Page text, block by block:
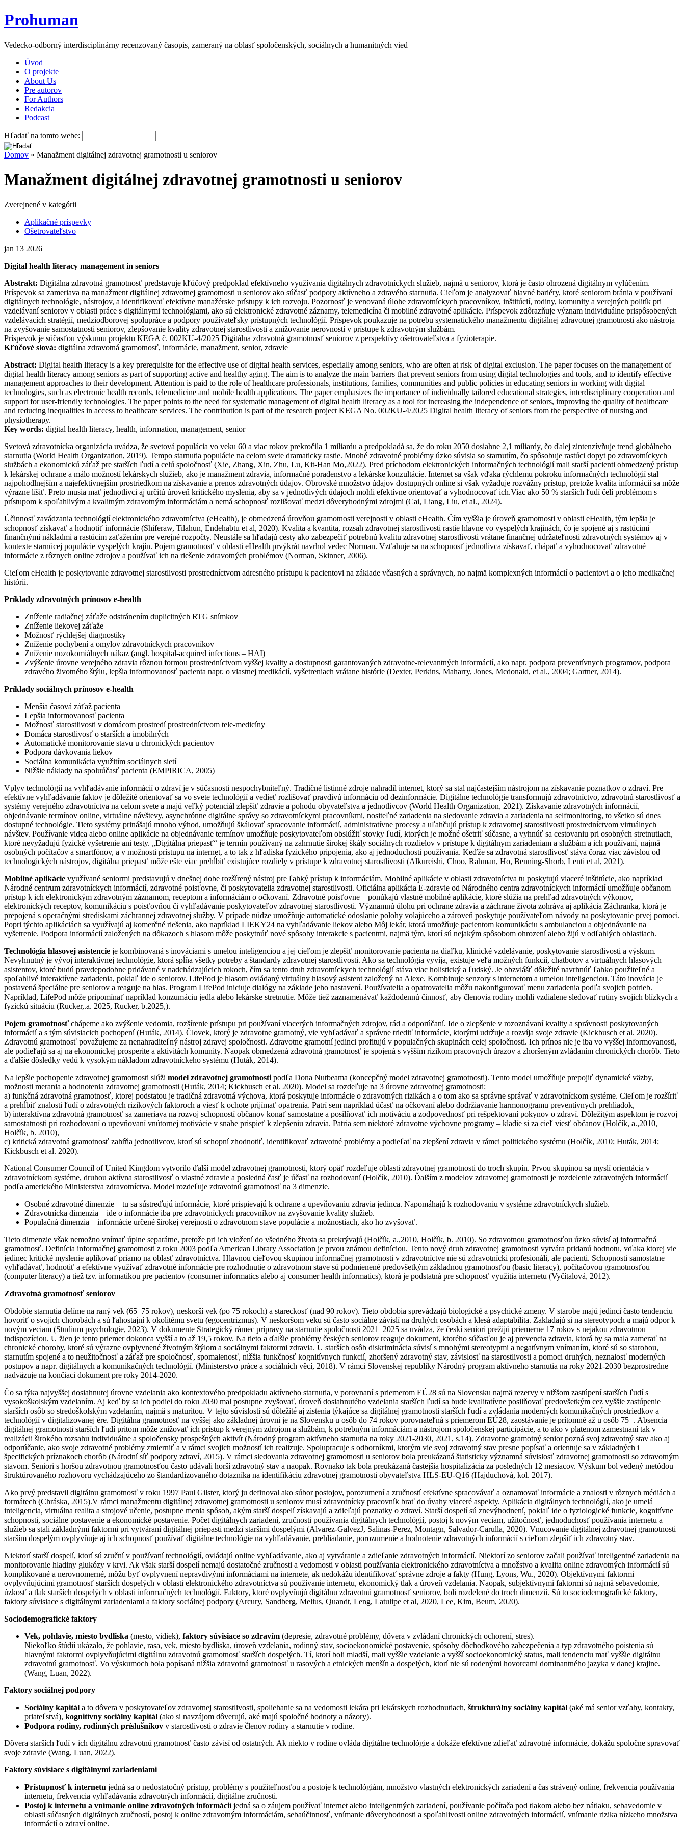
Prohuman
Vedecko-odborný interdisciplinárny recenzovaný časopis, zameraný na oblasť spoločenských, sociálnych a humanitných vied
Úvod
O projekte
About Us
Pre autorov
For Authors
Redakcia
Podcast
Hľadať na tomto webe:
Domov » Manažment digitálnej zdravotnej gramotnosti u seniorov
Manažment digitálnej zdravotnej gramotnosti u seniorov
Zverejnené v kategórii
Aplikačné príspevky
Ošetrovateľstvo
jan 13 2026
Digital health literacy management in seniors
Abstrakt: Digitálna zdravotná gramotnosť predstavuje kľúčový predpoklad efektívneho využívania digitálnych zdravotníckych služieb, najmä u seniorov, ktorá je často ohrozená digitálnym vylúčením.
Príspevok sa zameriava na manažment digitálnej zdravotnej gramotnosti u seniorov ako súčasť podpory aktívneho a zdravého starnutia. Cieľom je analyzovať hlavné bariéry, ktoré seniorom bránia v používaní
digitálnych technológie, nástrojov, a identifikovať efektívne manažérske prístupy k ich rozvoju. Pozornosť je venovaná úlohe zdravotníckych pracovníkov, inštitúcií, rodiny, komunity a verejných politík pri
vzdelávaní seniorov v oblasti práce s digitálnymi technológiami, ako sú elektronické zdravotné záznamy, telemedicína či mobilné zdravotné aplikácie. Príspevok zdôrazňuje význam individuálne prispôsobených
vzdelávacích stratégií, medziodborovej spolupráce a podpory používateľsky prístupných technológií. Príspevok poukazuje na potrebu systematického manažmentu digitálnej zdravotnej gramotnosti ako nástroja
na zvyšovanie samostatnosti seniorov, zlepšovanie kvality zdravotnej starostlivosti a znižovanie nerovností v prístupe k zdravotným službám.
Príspevok je súčasťou výskumu projektu KEGA č. 002KU-4/2025 Digitálna zdravotná gramotnosť seniorov z perspektívy ošetrovateľstva a fyzioterapie.
Kľúčové slová: digitálna zdravotná gramotnosť, informácie, manažment, senior, zdravie
Abstract: Digital health literacy is a key prerequisite for the effective use of digital health services, especially among seniors, who are often at risk of digital exclusion. The paper focuses on the management of
digital health literacy among seniors as part of supporting active and healthy aging. The aim is to analyze the main barriers that prevent seniors from using digital technologies and tools, and to identify effective
management approaches to their development. Attention is paid to the role of healthcare professionals, institutions, families, communities and public policies in educating seniors in working with digital
technologies, such as electronic health records, telemedicine and mobile health applications. The paper emphasizes the importance of individually tailored educational strategies, interdisciplinary cooperation and
support for user-friendly technologies. The paper points to the need for systematic management of digital health literacy as a tool for increasing the independence of seniors, improving the quality of healthcare
and reducing inequalities in access to healthcare services. The contribution is part of the research project KEGA No. 002KU-4/2025 Digital health literacy of seniors from the perspective of nursing and
physiotherapy.
Key words: digital health literacy, health, information, management, senior
Svetová zdravotnícka organizácia uvádza, že svetová populácia vo veku 60 a viac rokov prekročila 1 miliardu a predpokladá sa, že do roku 2050 dosiahne 2,1 miliardy, čo ďalej zintenzívňuje trend globálneho
starnutia (World Health Organization, 2019). Tempo starnutia populácie na celom svete dramaticky rastie. Mnohé zdravotné problémy úzko súvisia so starnutím, čo spôsobuje rastúci dopyt po zdravotníckych
službách a ekonomickú záťaž pre starších ľudí a celú spoločnosť (Xie, Zhang, Xin, Zhu, Lu, Kit-Han Mo,2022). Pred príchodom elektronických informačných technológií mali starší pacienti obmedzený prístup
k lekárskej ochrane a málo možností lekárskych služieb, ako je manažment zdravia, informačné poradenstvo a lekárske konzultácie. Internet sa však vďaka rýchlemu pokroku informačných technológií stal
najpohodlnejším a najefektívnejším prostriedkom na získavanie a prenos zdravotných údajov. Obrovské množstvo údajov dostupných online si však vyžaduje rozvážny prístup, pretože kvalita informácií sa môže
výrazne líšiť. Preto musia mať jednotlivci aj určitú úroveň kritického myslenia, aby sa v jednotlivých údajoch mohli efektívne orientovať a vyhodnocovať ich.Viac ako 50 % starších ľudí čelí problémom s
prístupom k spoľahlivým a kvalitným zdravotným informáciám a nemá schopnosť rozlišovať medzi dôveryhodnými zdrojmi (Cai, Liang, Liu, et al., 2024).
Účinnosť zavádzania technológií elektronického zdravotníctva (eHealth), je obmedzená úrovňou gramotnosti verejnosti v oblasti eHealth. Čím vyššia je úroveň gramotnosti v oblasti eHealth, tým lepšia je
schopnosť získavať a hodnotiť informácie (Shiferaw, Tilahun, Endehabtu et al, 2020). Kvalita a kvantita, rozsah zdravotnej starostlivosti rastie hlavne vo vyspelých krajinách, čo je spojené aj s rastúcimi
finančnými nákladmi a rastúcim zaťažením pre verejné rozpočty. Neustále sa hľadajú cesty ako zabezpečiť potrebnú kvalitu zdravotnej starostlivosti vrátane finančnej udržateľnosti zdravotných systémov aj v
kontexte starnúcej populácie vyspelých krajín. Pojem gramotnosť v oblasti eHealth prvýkrát navrhol vedec Norman. Vzťahuje sa na schopnosť jednotlivca získavať, chápať a vyhodnocovať zdravotné
informácie z rôznych online zdrojov a používať ich na riešenie zdravotných problémov (Norman, Skinner, 2006).
Cieľom eHealth je poskytovanie zdravotnej starostlivosti prostredníctvom adresného prístupu k pacientovi na základe včasných a správnych, no najmä komplexných informácií o pacientovi a o jeho medikačnej
histórii.
Príklady zdravotných prínosov e-health
Zníženie radiačnej záťaže odstránením duplicitných RTG snímkov
Zníženie liekovej záťaže
Možnosť rýchlejšej diagnostiky
Zníženie pochybení a omylov zdravotníckych pracovníkov
Zníženie nozokomiálnych nákaz (angl. hospital-acquired infections – HAI)
Zvýšenie úrovne verejného zdravia rôznou formou prostredníctvom vyššej kvality a dostupnosti garantovaných zdravotne-relevantných informácií, ako napr. podpora preventívnych programov, podpora
zdravého životného štýlu, lepšia informovanosť pacienta napr. o vlastnej medikácií, vyšetreniach vrátane histórie (Dexter, Perkins, Maharry, Jones, Mcdonald, et al., 2004; Gartner, 2014).
Príklady sociálnych prínosov e-health
Menšia časová záťaž pacienta
Lepšia informovanosť pacienta
Možnosť starostlivosti v domácom prostredí prostredníctvom tele-medicíny
Domáca starostlivosť o starších a imobilných
Automatické monitorovanie stavu u chronických pacientov
Podpora dávkovania liekov
Sociálna komunikácia využitím sociálnych sietí
Nižšie náklady na spoluúčasť pacienta (EMPIRICA, 2005)
Vplyv technológií na vyhľadávanie informácií o zdraví je v súčasnosti nespochybniteľný. Tradičné listinné zdroje nahradil internet, ktorý sa stal najčastejším nástrojom na získavanie poznatkov o zdraví. Pre
efektívne vyhľadávanie faktov je dôležité orientovať sa vo svete technológií a vedieť rozlišovať pravdivú informáciu od dezinformácie. Digitálne technológie transformujú zdravotníctvo, zdravotnú starostlivosť a
systémy verejného zdravotníctva na celom svete a majú veľký potenciál zlepšiť zdravie a pohodu obyvateľstva a jednotlivcov (World Health Organization, 2021). Získavanie zdravotných informácií,
objednávanie termínov online, virtuálne návštevy, asynchrónne digitálne správy so zdravotníckymi pracovníkmi, nositeľné zariadenia na sledovanie zdravia a zariadenia na selfmonitoring, to všetko sú dnes
dostupné technológie. Tieto systémy prinášajú mnoho výhod, umožňujú škálovať spracovanie informácií, administratívne procesy a uľahčujú prístup k zdravotnej starostlivosti prostredníctvom virtuálnych
návštev. Používanie videa alebo online aplikácie na objednávanie termínov umožňuje poskytovateľom obslúžiť stovky ľudí, ktorých je možné ošetriť súčasne, a vyhnúť sa cestovaniu pri osobných stretnutiach,
ktoré nevyžadujú fyzické vyšetrenie ani testy. „Digitálna priepasť“ je termín používaný na zahrnutie širokej škály sociálnych rozdielov v prístupe k digitálnym zariadeniam a službám a ich používaní, najmä
osobných počítačov a smartfónov, a v možnosti prístupu na internet, a to tak z hľadiska fyzického pripojenia, ako aj jednoduchosti používania. Keďže sa zdravotná starostlivosť stáva čoraz viac závislou od
technologických nástrojov, digitálna priepasť môže ešte viac prehĺbiť existujúce rozdiely v prístupe k zdravotnej starostlivosti (Alkureishi, Choo, Rahman, Ho, Benning-Shorb, Lenti et al, 2021).
Mobilné aplikácie využívané seniormi predstavujú v dnešnej dobe rozšírený nástroj pre ľahký prístup k informáciám. Mobilné aplikácie v oblasti zdravotníctva tu poskytujú viaceré inštitúcie, ako napríklad
Národné centrum zdravotníckych informácií, zdravotné poisťovne, či poskytovatelia zdravotnej starostlivosti. Oficiálna aplikácia E-zdravie od Národného centra zdravotníckych informácií umožňuje občanom
prístup k ich elektronickým zdravotným záznamom, receptom a informáciám o očkovaní. Zdravotné poisťovne – ponúkajú vlastné mobilné aplikácie, ktoré slúžia na prehľad zdravotných výkonov,
elektronických receptov, komunikáciu s poisťovňou či vyhľadávanie poskytovateľov zdravotnej starostlivosti. Významnú úlohu pri ochrane zdravia a záchrane života zohráva aj aplikácia Záchranka, ktorá je
prepojená s operačnými strediskami záchrannej zdravotnej služby. V prípade núdze umožňuje automatické odoslanie polohy volajúceho a zároveň poskytuje používateľom návody na poskytovanie prvej pomoci.
Popri týchto aplikáciách sa využívajú aj komerčné riešenia, ako napríklad LIEKY24 na vyhľadávanie liekov alebo Môj lekár, ktorá umožňuje pacientom komunikáciu s ambulanciou a objednávanie na
vyšetrenie. Podpora informácií založených na dôkazoch s hlasom môže poskytnúť nové spôsoby interakcie s pacientmi, najmä tým, ktorí sú nejakým spôsobom ohrození alebo žijú v odľahlých oblastiach.
Technológia hlasovej asistencie je kombinovaná s inováciami s umelou inteligenciou a jej cieľom je zlepšiť monitorovanie pacienta na diaľku, klinické vzdelávanie, poskytovanie starostlivosti a výskum.
Nevyhnutný je vývoj interaktívnej technológie, ktorá spĺňa všetky potreby a štandardy zdravotnej starostlivosti. Ako sa technológia vyvíja, existuje veľa možných funkcií, chatbotov a virtuálnych hlasových
asistentov, ktoré budú pravdepodobne pridávané v nadchádzajúcich rokoch, čím sa tento druh zdravotníckych technológií stáva viac holistický a ľudský. Je obzvlášť dôležité navrhnúť ľahko použiteľné a
spoľahlivé interaktívne zariadenia, pokiaľ ide o seniorov. LifePod je hlasom ovládaný virtuálny hlasový asistent založený na Alexe. Kombinuje senzory s internetom a umelou inteligenciou. Táto inovácia je
postavená špeciálne pre seniorov a reaguje na hlas. Program LifePod iniciuje dialógy na základe jeho nastavení. Používatelia a opatrovatelia môžu nakonfigurovať menu zariadenia podľa svojich potrieb.
Napríklad, LifePod môže pripomínať napríklad konzumáciu jedla alebo lekárske stretnutie. Môže tiež zaznamenávať každodennú činnosť, aby členovia rodiny mohli vzdialene sledovať rutiny svojich blízkych a
fyzickú situáciu (Rucker,.a. 2025, Rucker, b.2025,).
Pojem gramotnosťchápeme ako zvýšenie vedomia, rozšírenie prístupu pri používaní viacerých informačných zdrojov, rád a odporúčaní. Ide o zlepšenie v rozoznávaní kvality a správnosti poskytovaných
informácií a s tým súvisiacich pochopení (Huták, 2014). Človek, ktorý je zdravotne gramotný, vie vyhľadávať a správne triediť informácie, ktorými udržuje a rozvíja svoje zdravie (Kickbusch et al. 2020).
Zdravotnú gramotnosť považujeme za nenahraditeľný nástroj zdravej spoločnosti. Zdravotne gramotní jedinci profitujú v populačných skupinách celej spoločnosti. Ich prínos nie je iba vo vyššej informovanosti,
ale podieľajú sa aj na ekonomickej prosperite a aktivitách komunity. Naopak obmedzená zdravotná gramotnosť je spojená s vyšším rizikom pracovných úrazov a zhoršeným zvládaním chronických chorôb. Tieto
a ďalšie dôsledky vedú k vysokým nákladom zdravotníckeho systému (Huták, 2014).
Na lepšie pochopenie zdravotnej gramotnosti slúži model zdravotnej gramotnosti podľa Dona Nutbeama (koncepčný model zdravotnej gramotnosti). Tento model umožňuje prepojiť dynamické väzby,
možnosti merania a hodnotenia zdravotnej gramotnosti (Huták, 2014; Kickbusch et al. 2020). Model sa rozdeľuje na 3 úrovne zdravotnej gramotnosti:
a) funkčná zdravotná gramotnosť, ktorej podstatou je tradičná zdravotná výchova, ktorá poskytuje informácie o zdravotných rizikách a o tom ako sa správne správať v zdravotníckom systéme. Cieľom je rozšíriť
a prehĺbiť znalosti ľudí o zdravotných rizikových faktoroch a viesť k ochote prijímať opatrenia. Patrí sem napríklad účasť na očkovaní alebo dodržiavanie harmonogramu preventívnych prehliadok,
b) interaktívna zdravotná gramotnosť sa zameriava na rozvoj schopností občanov konať samostatne a posilňovať ich motiváciu a zodpovednosť pri rešpektovaní pokynov o zdraví. Dôležitým aspektom je rozvoj
samostatnosti pri rozhodovaní o upevňovaní vnútornej motivácie v snahe prispieť k zlepšeniu zdravia. Patria sem niektoré zdravotne výchovne programy – kladie si za cieľ viesť občanov (Holčík, a.,2010,
Holčík, b. 2010),
c) kritická zdravotná gramotnosť zahŕňa jednotlivcov, ktorí sú schopní zhodnotiť, identifikovať zdravotné problémy a podieľať na zlepšení zdravia v rámci politického systému (Holčík, 2010; Huták, 2014;
Kickbusch et al. 2020).
National Consumer Council of United Kingdom vytvorilo ďalší model zdravotnej gramotnosti, ktorý opäť rozdeľuje oblasti zdravotnej gramotnosti do troch skupín. Prvou skupinou sa myslí orientácia v
zdravotníckom systéme, druhou aktívna starostlivosť o vlastné zdravie a posledná časť je účasť na rozhodovaní (Holčík, 2010). Ďalším z modelov zdravotnej gramotnosti je rozdelenie zdravotných informácií
podľa amerického Ministerstva zdravotníctva. Model rozdeľuje zdravotnú gramotnosť na 3 dimenzie.
Osobné zdravotné dimenzie – tu sa sústreďujú informácie, ktoré prispievajú k ochrane a upevňovaniu zdravia jedinca. Napomáhajú k rozhodovaniu v systéme zdravotníckych služieb.
Zdravotnícka dimenzia – ide o informácie iba pre zdravotníckych pracovníkov na zvyšovanie kvality služieb.
Populačná dimenzia – informácie určené širokej verejnosti o zdravotnom stave populácie a možnostiach, ako ho zvyšovať.
Tieto dimenzie však nemožno vnímať úplne separátne, pretože pri ich vložení do všedného života sa prekrývajú (Holčík, a.,2010, Holčík, b. 2010). So zdravotnou gramotnosťou úzko súvisí aj informačná
gramotnosť. Definícia informačnej gramotnosti z roku 2003 podľa American Library Association je prvou známou definíciou. Tento nový druh zdravotnej gramotnosti vytvára pridanú hodnotu, vďaka ktorej vie
jedinec kritické myslenie aplikovať priamo na oblasť zdravotníctva. Hlavnou cieľovou skupinou informačnej gramotnosti v zdravotníctve nie sú zdravotnícki profesionáli, ale pacienti. Schopnosti samostatne
vyhľadávať, hodnotiť a efektívne využívať zdravotné informácie pre rozhodnutie o zdravotnom stave sú podmienené predovšetkým základnou gramotnosťou (basic literacy), počítačovou gramotnosťou
(computer literacy) a tiež tzv. informatikou pre pacientov (consumer informatics alebo aj consumer health informatics), ktorá je podstatná pre schopnosť využitia internetu (Vyčítalová, 2012).
Zdravotná gramotnosť seniorov
Obdobie starnutia delíme na raný vek (65–75 rokov), neskorší vek (po 75 rokoch) a stareckosť (nad 90 rokov). Tieto obdobia sprevádzajú biologické a psychické zmeny. V starobe majú jedinci často tendenciu
hovoriť o svojich chorobách a sú ľahostajní k okolitému svetu (egocentrizmus). V neskoršom veku sú často sociálne závislí na druhých osobách a klesá adaptabilita. Zakladajú si na stereotypoch a majú odpor k
novým veciam (Studium psychologie, 2023). V dokumente Strategický rámec prípravy na starnutie spoločnosti 2021–2025 sa uvádza, že českí seniori prežijú priemerne 17 rokov s nejakou zdravotnou
indispozíciou. U žien je tento priemer dokonca vyšší a to až 19,5 rokov. Na tieto a ďalšie problémy českých seniorov reaguje dokument, ktorého súčasťou je aj prevencia zdravia, ktorá by sa mala zamerať na
chronické choroby, ktoré sú výrazne ovplyvnené životným štýlom a sociálnymi faktormi zdravia. U starších osôb diskriminácia súvisí s mnohými stereotypmi a negatívnym vnímaním, ktoré sú so starobou,
starnutím spojené a to neužitočnosť a záťaž pre spoločnosť, spomalenosť, nižšia funkčnosť kognitívnych funkcií, zhoršený zdravotný stav, závislosť na starostlivosti a pomoci druhých, neznalosť moderných
postupov a napr. digitálnych a komunikačných technológií. (Ministerstvo práce a sociálních věcí, 2018). V rámci Slovenskej republiky Národný program aktívneho starnutia na roky 2021-2030 bezprostredne
nadväzuje na končiaci dokument pre roky 2014-2020.
Čo sa týka najvyššej dosiahnutej úrovne vzdelania ako kontextového predpokladu aktívneho starnutia, v porovnaní s priemerom EÚ28 sú na Slovensku najmä rezervy v nižšom zastúpení starších ľudí s
vysokoškolským vzdelaním. Aj keď by sa ich podiel do roku 2030 mal postupne zvyšovať, úroveň dosiahnutého vzdelania starších ľudí sa bude kvalitatívne posilňovať predovšetkým cez vyššie zastúpenie
starších osôb so stredoškolským vzdelaním, najmä s maturitou. V tejto súvislosti sú dôležité aj zistenia týkajúce sa digitálnej gramotnosti starších ľudí a zvládania moderných komunikačných prostriedkov a
technológií v digitalizovanej ére. Digitálna gramotnosť na vyššej ako základnej úrovni je na Slovensku u osôb do 74 rokov porovnateľná s priemerom EÚ28, zaostávanie je prítomné až u osôb 75+. Absencia
digitálnej gramotnosti starších ľudí pritom môže znižovať ich prístup k verejným zdrojom a službám, k potrebným informáciám a nástrojom spoločenskej participácie, a to ako v platenom zamestnaní tak v
realizácii širokého rozsahu individuálne a spoločensky prospešných aktivít (Národný program aktívneho starnutia na roky 2021-2030, 2021, s.14). Zdravotne gramotný senior pozná svoj zdravotný stav ako aj
odporúčanie, ako svoje zdravotné problémy zmierniť a v rámci svojich možností ich realizuje. Spolupracuje s odborníkmi, ktorým vie svoj zdravotný stav presne popísať a orientuje sa v základných i
špecifických príznakoch chorôb (Národní síť podpory zdraví, 2015). V rámci sledovania zdravotnej gramotnosti u seniorov bola preukázaná štatisticky významná súvislosť zdravotnej gramotnosti so zdravotným
stavom. Seniori s horšou zdravotnou gramotnosťou často udávali horší zdravotný stav a naopak. Rovnako tak bola preukázaná častejšia hospitalizácia za posledných 12 mesiacov. Výskum bol vedený metódou
štruktúrovaného rozhovoru vychádzajúceho zo štandardizovaného dotazníka na identifikáciu zdravotnej gramotnosti obyvateľstva HLS-EU-Q16 (Hajduchová, kol. 2017).
Ako prvý predstavil digitálnu gramotnosť v roku 1997 Paul Gilster, ktorý ju definoval ako súbor postojov, porozumení a zručností efektívne spracovávať a oznamovať informácie a znalosti v rôznych médiách a
formátech (Chráska, 2015).V rámci manažmentu digitálnej zdravotnej gramotnosti u seniorov musí zdravotnícky pracovník brať do úvahy viaceré aspekty. Aplikácia digitálnych technológií, ako je umelá
inteligencia, virtuálna realita a strojové učenie, postupne menia spôsob, akým starší dospelí získavajú a zdieľajú poznatky o zdraví. Starší dospelí sú znevýhodnení, pokiaľ ide o fyziologické funkcie, kognitívne
schopnosti, sociálne postavenie a ekonomické postavenie. Počet digitálnych zariadení, zručnosti používania digitálnych technológií, postoj k novým veciam, užitočnosť, jednoduchosť používania internetu a
služieb sa stali základnými faktormi pri vytváraní digitálnej priepasti medzi staršími dospelými (Alvarez-GalvezJ, Salinas-Perez, Montagn, Salvador-Carulla, 2020). Vnucovanie digitálnej zdravotnej gramotnosti
starším dospelým ovplyvňuje aj ich schopnosť používať digitálne technológie na vyhľadávanie, prehliadanie, porozumenie a hodnotenie zdravotných informácií s cieľom zlepšiť ich zdravotný stav.
Niektorí starší dospelí, ktorí sú zruční v používaní technológií, ovládajú online vyhľadávanie, ako aj vytváranie a zdieľanie zdravotných informácií. Niektorí zo seniorov začali používať inteligentné zariadenia na
monitorovanie hladiny glukózy v krvi. Ak však starší dospelí nemajú dostatočné zručnosti a vedomosti v oblasti používania elektronického zdravotníctva a množstvo a kvalita online zdravotných informácií sú
komplikované a nerovnomerné, môžu byť ovplyvnení nepravdivými informáciami na internete, ak nedokážu identifikovať správne zdroje a fakty (Hung, Lyons, Wu., 2020). Objektívnymi faktormi
ovplyvňujúcimi gramotnosť starších dospelých v oblasti elektronického zdravotníctva sú používanie internetu, ekonomický tlak a úroveň vzdelania. Naopak, subjektívnymi faktormi sú najmä sebavedomie,
úzkosť a tlak starších dospelých v oblasti informačných technológií. Faktory, ktoré ovplyvňujú digitálnu zdravotnú gramotnosť seniorov, boli rozdelené do troch dimenzií. Sú to sociodemografické faktory,
faktory súvisiace s digitálnymi zariadeniami a faktory sociálnej podpory (Arcury, Sandberg, Melius, Quandt, Leng, Latulipe et al, 2020, Lee, Kim, Beum, 2020).
Sociodemografické faktory
Vek, pohlavie, miesto bydliska (mesto, vidiek), faktory súvisiace so zdravím (depresie, zdravotné problémy, dôvera v zvládaní chronických ochorení, stres).
Niekoľko štúdií ukázalo, že pohlavie, rasa, vek, miesto bydliska, úroveň vzdelania, rodinný stav, socioekonomické postavenie, spôsoby dôchodkového zabezpečenia a typ zdravotného poistenia sú
hlavnými faktormi ovplyvňujúcimi digitálnu zdravotnú gramotnosť starších dospelých. Tí, ktorí boli mladší, mali vyššie vzdelanie a vyšší socioekonomický status, mali tendenciu mať vyššie digitálnu
zdravotnú gramotnosť. Vo výskumoch bola popísaná nižšia zdravotná gramotnosť u rasových a etnických menšín a dospelých, ktorí nie sú rodenými hovorcami dominantného jazyka v danej krajine.
(Wang, Luan, 2022).
Faktory sociálnej podpory
Sociálny kapitál a to dôvera v poskytovateľov zdravotnej starostlivosti, spoliehanie sa na vedomosti lekára pri lekárskych rozhodnutiach, štrukturálny sociálny kapitál (aké má senior vzťahy, kontakty,
priateľstvá), kognitívny sociálny kapitál (ako si navzájom dôverujú, aké majú spoločné hodnoty a názory).
Podpora rodiny, rodinných príslušníkov v starostlivosti o zdravie členov rodiny a starnutie v rodine.
Dôvera starších ľudí v ich digitálnu zdravotnú gramotnosť často závisí od ostatných. Ak niekto v rodine ovláda digitálne technológie a dokáže efektívne zdieľať zdravotné informácie, dokážu spoločne spravovať
svoje zdravie (Wang, Luan, 2022).
Faktory súvisiace s digitálnymi zariadeniami
Prístupnosť k internetu jedná sa o nedostatočný prístup, problémy s použiteľnosťou a postoje k technológiám, množstvo vlastných elektronických zariadení a čas strávený online, frekvencia používania
internetu, frekvencia vyhľadávania zdravotných informácií, digitálne zručnosti.
Postoj k internetu a vnímanie online zdravotných informáciíjedná sa o záujem používať internet alebo inteligentných zariadení, používanie počítača pod tlakom alebo bez nátlaku, sebavedomie v
oblasti súčasných digitálnych zručností, postoj k online zdravotným informáciám, sebaúčinnosť, vnímanie dôveryhodnosti a spoľahlivosti online zdravotných informácií, vnímanie rizika nízkeho množstva
informácií o zdraví online.